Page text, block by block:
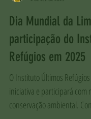
Vitor Pinheiro
2 de set. de 2025
Dia Mundial da
participação do
Refúgios em 2025
O Instituto Últimos Refúgios